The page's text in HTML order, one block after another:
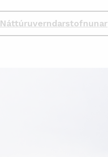
Náttúruverndarstofnunar